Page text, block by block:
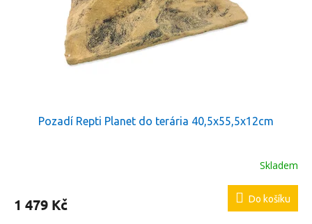
Pozadí Repti Planet do terária 40,5x55,5x12cm
Skladem
1 479 Kč Do košíku